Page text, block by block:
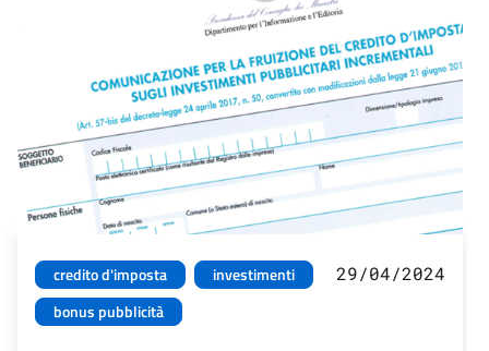
credito d'imposta
investimenti
bonus pubblicità
29/04/2024